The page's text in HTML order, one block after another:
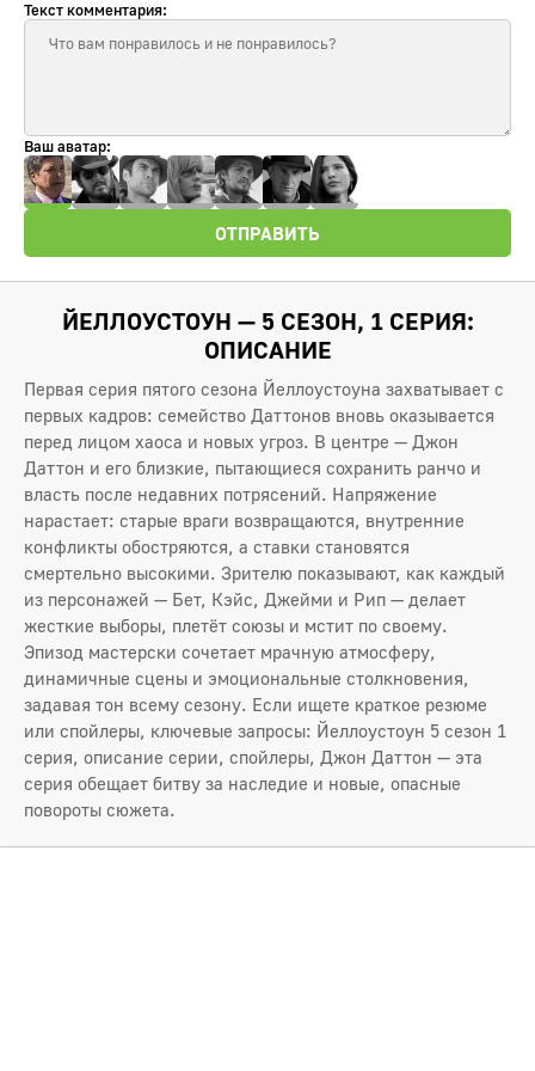
Текст комментария:
Ваш аватар:
ОТПРАВИТЬ
ЙЕЛЛОУСТОУН — 5 СЕЗОН, 1 СЕРИЯ:
ОПИСАНИЕ
Первая серия пятого сезона Йеллоустоуна захватывает с
первых кадров: семейство Даттонов вновь оказывается
перед лицом хаоса и новых угроз. В центре — Джон
Даттон и его близкие, пытающиеся сохранить ранчо и
власть после недавних потрясений. Напряжение
нарастает: старые враги возвращаются, внутренние
конфликты обостряются, а ставки становятся
смертельно высокими. Зрителю показывают, как каждый
из персонажей — Бет, Кэйс, Джейми и Рип — делает
жесткие выборы, плетёт союзы и мстит по своему.
Эпизод мастерски сочетает мрачную атмосферу,
динамичные сцены и эмоциональные столкновения,
задавая тон всему сезону. Если ищете краткое резюме
или спойлеры, ключевые запросы: Йеллоустоун 5 сезон 1
серия, описание серии, спойлеры, Джон Даттон — эта
серия обещает битву за наследие и новые, опасные
повороты сюжета.